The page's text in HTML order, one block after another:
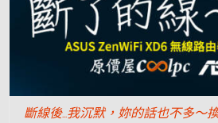
斷線後…我沉默，妳的話也不多～